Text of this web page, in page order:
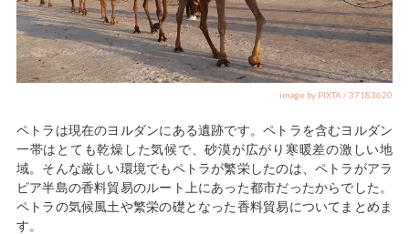
image by PIXTA / 37183620
ペトラは現在のヨルダンにある遺跡です。ペトラを含むヨルダン
一帯はとても乾燥した気候で、砂漠が広がり寒暖差の激しい地
域。そんな厳しい環境でもペトラが繁栄したのは、ペトラがアラ
ビア半島の香料貿易のルート上にあった都市だったからでした。
ペトラの気候風土や繁栄の礎となった香料貿易についてまとめま
す。